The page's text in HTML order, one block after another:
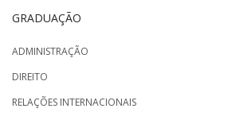
GRADUAÇÃO
ADMINISTRAÇÃO
DIREITO
RELAÇÕES INTERNACIONAIS